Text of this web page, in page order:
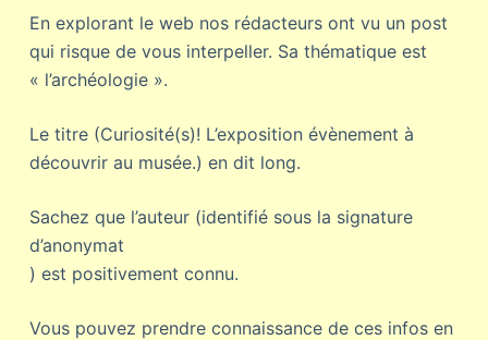
En explorant le web nos rédacteurs ont vu un post
qui risque de vous interpeller. Sa thématique est
« l’archéologie ».
Le titre (Curiosité(s)! L’exposition évènement à
découvrir au musée.) en dit long.
Sachez que l’auteur (identifié sous la signature
d’anonymat
) est positivement connu.
Vous pouvez prendre connaissance de ces infos en